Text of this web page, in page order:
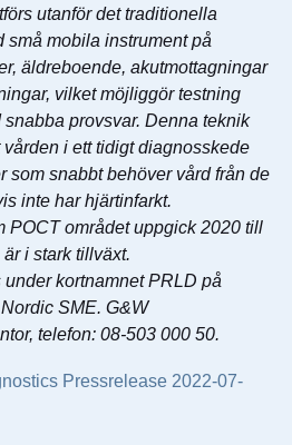
utanför det traditionella
små mobila instrument på
äldreboende, akutmottagningar
vilket möjliggör testning
provsvar. Denna teknik
i ett tidigt diagnosskede
som snabbt behöver vård från de
inte har hjärtinfarkt.
POCT området uppgick 2020 till
i stark tillväxt.
kortnamnet PRLD på
SME. G&W
telefon: 08-503 000 50.
Pressrelease 2022-07-